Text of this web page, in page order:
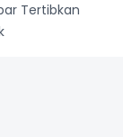
Tertibkan